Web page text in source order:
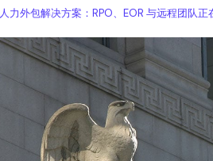
人力外包解决方案：RPO、EOR 与远程团队